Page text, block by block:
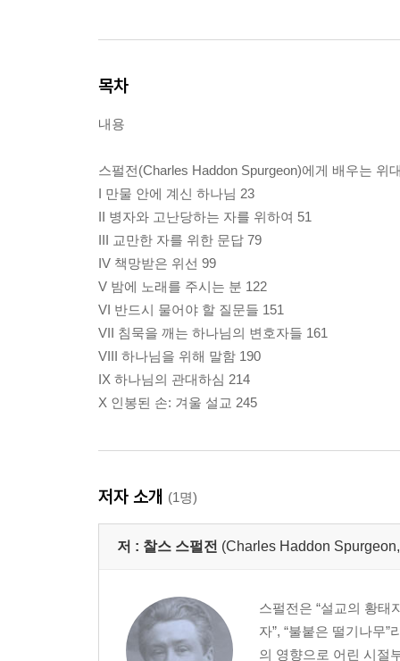
목차
내용
스펄전(Charles Haddon Spurgeon)에게 배우는 위
I 만물 안에 계신 하나님 23
II 병자와 고난당하는 자를 위하여 51
III 교만한 자를 위한 문답 79
IV 책망받은 위선 99
V 밤에 노래를 주시는 분 122
VI 반드시 물어야 할 질문들 151
VII 침묵을 깨는 하나님의 변호자들 161
VIII 하나님을 위해 말함 190
IX 하나님의 관대하심 214
X 인봉된 손: 겨울 설교 245
저자 소개 (1명)
저 : 찰스 스펄전 (Charles Haddon
스펄전은 “설교의 황태
자”, “불붙은 떨기나무
의 영향으로 어린 시절